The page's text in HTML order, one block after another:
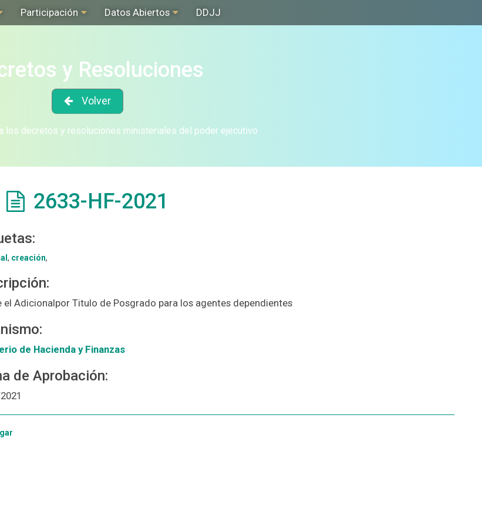
Participación Datos Abiertos DDJJ
y Resoluciones
Volver
los decretos y resoluciones ministeriales del poder ejecutivo
2633-HF-2021
, creación,
el Adicionalpor Titulo de Posgrado para los agentes dependientes
de Hacienda y Finanzas
de Aprobación: